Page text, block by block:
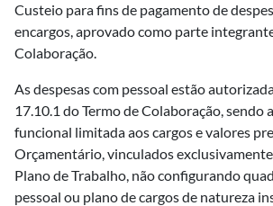
Custeio para fins de pagamento de
encargos, aprovado como parte
Colaboração.
As despesas com pessoal estão
17.10.1 do Termo de Colaboração, sendo
funcional limitada aos cargos e valores
Orçamentário, vinculados
Plano de Trabalho, não configurando
pessoal ou plano de cargos de natureza